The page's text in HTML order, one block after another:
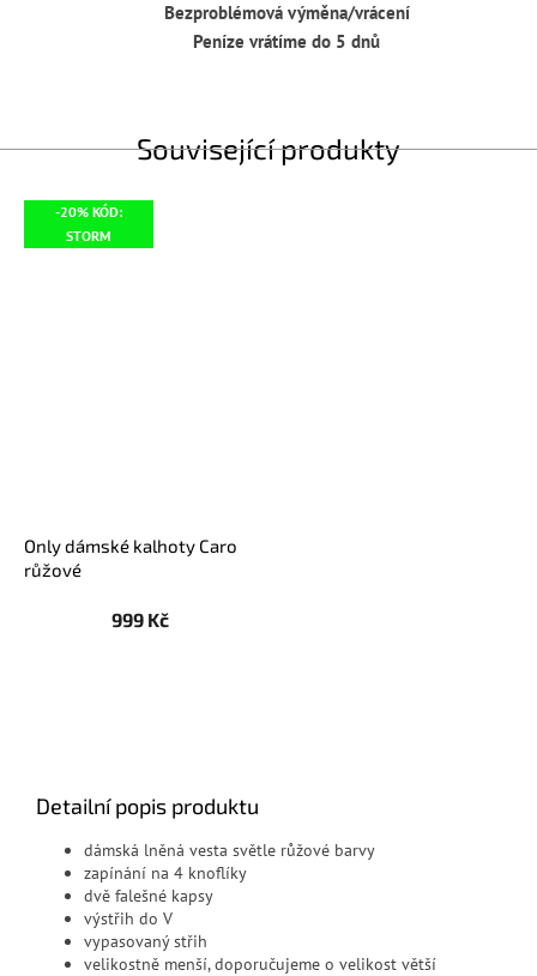
Bezproblémová výměna/vrácení
Peníze vrátíme do 5 dnů
Související produkty
-20% KÓD:
STORM
Only dámské kalhoty Caro
růžové
999 Kč
Detailní popis produktu
dámská lněná vesta světle růžové barvy
zapínání na 4 knoflíky
dvě falešné kapsy
výstřih do V
vypasovaný střih
velikostně menší, doporučujeme o velikost větší